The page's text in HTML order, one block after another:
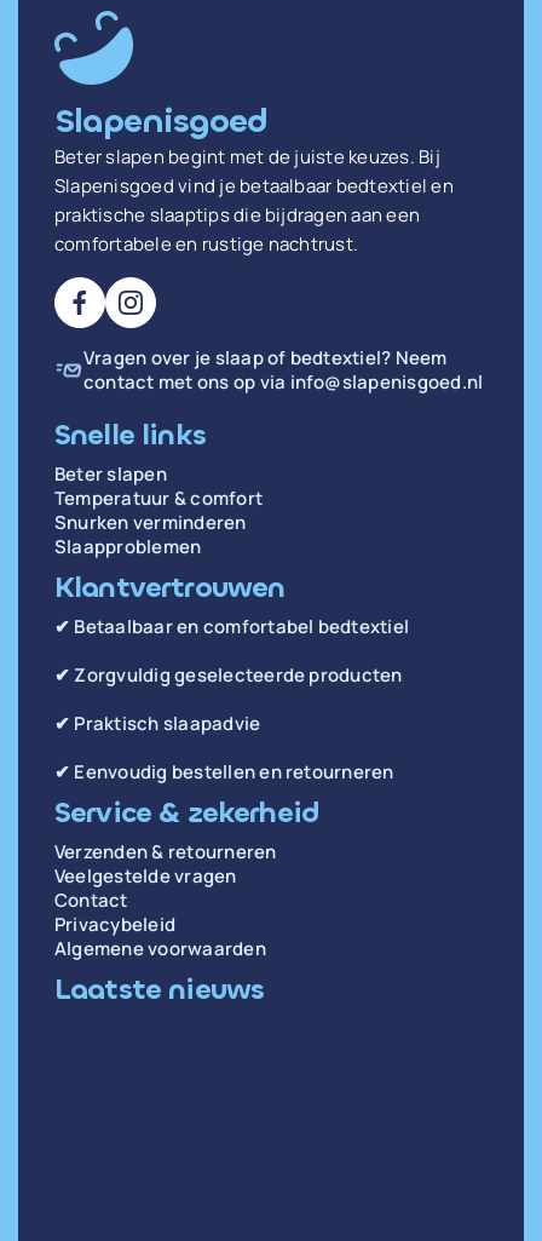
Slapenisgoed
Beter slapen begint met de juiste keuzes. Bij
Slapenisgoed vind je betaalbaar bedtextiel en
praktische slaaptips die bijdragen aan een
comfortabele en rustige nachtrust.
Vragen over je slaap of bedtextiel? Neem
contact met ons op via info@slapenisgoed.nl
Snelle links
Beter slapen
Temperatuur & comfort
Snurken verminderen
Slaapproblemen
Klantvertrouwen
✔ Betaalbaar en comfortabel bedtextiel
✔ Zorgvuldig geselecteerde producten
✔ Praktisch slaapadvie
✔ Eenvoudig bestellen en retourneren
Service & zekerheid
Verzenden & retourneren
Veelgestelde vragen
Contact
Privacybeleid
Algemene voorwaarden
Laatste nieuws